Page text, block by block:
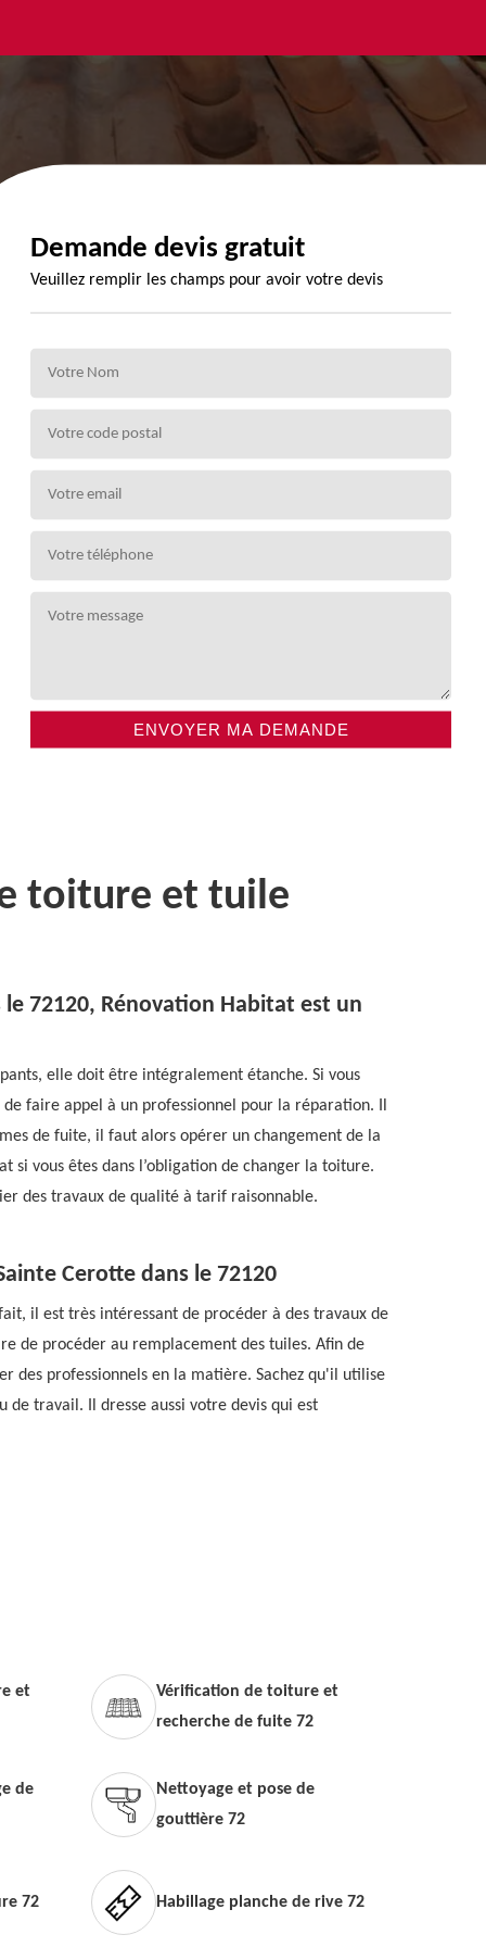
Demande devis gratuit
Veuillez remplir les champs pour avoir votre devis
toiture et tuile
72120, Rénovation Habitat est un
elle doit être intégralement étanche. Si vous
faire appel à un professionnel pour la réparation. Il
de fuite, il faut alors opérer un changement de la
si vous êtes dans l’obligation de changer la toiture.
des travaux de qualité à tarif raisonnable.
Cerotte dans le 72120
il est très intéressant de procéder à des travaux de
de procéder au remplacement des tuiles. Afin de
des professionnels en la matière. Sachez qu'il utilise
travail. Il dresse aussi votre devis qui est
et
Vérification de toiture et
recherche de fuite 72
de
Nettoyage et pose de
gouttière 72
72 Habillage planche de rive 72